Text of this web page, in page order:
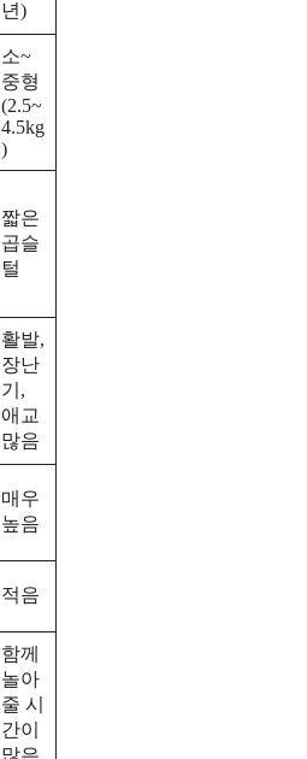
년)
소~
중형
(2.5~
4.5kg
)
짧은
곱슬
털
활발,
장난
기,
애교
많음
매우
높음
적음
함께
놀아
줄 시
간이
많은